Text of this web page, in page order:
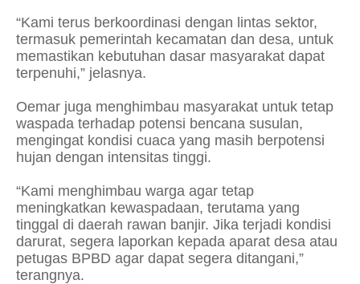
“Kami terus berkoordinasi dengan lintas sektor,
termasuk pemerintah kecamatan dan desa, untuk
memastikan kebutuhan dasar masyarakat dapat
terpenuhi,” jelasnya.
Oemar juga menghimbau masyarakat untuk tetap
waspada terhadap potensi bencana susulan,
mengingat kondisi cuaca yang masih berpotensi
hujan dengan intensitas tinggi.
“Kami menghimbau warga agar tetap
meningkatkan kewaspadaan, terutama yang
tinggal di daerah rawan banjir. Jika terjadi kondisi
darurat, segera laporkan kepada aparat desa atau
petugas BPBD agar dapat segera ditangani,”
terangnya.